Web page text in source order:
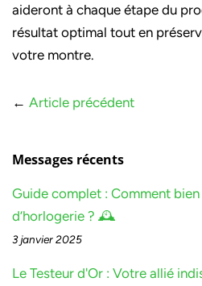
aideront à chaque étape du
résultat optimal tout en
votre montre.
← Article précédent
Messages récents
Guide complet : Comment
d’horlogerie ? 🕰️
3 janvier 2025
Le Testeur d'Or : Votre allié